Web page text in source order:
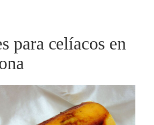
para celíacos en